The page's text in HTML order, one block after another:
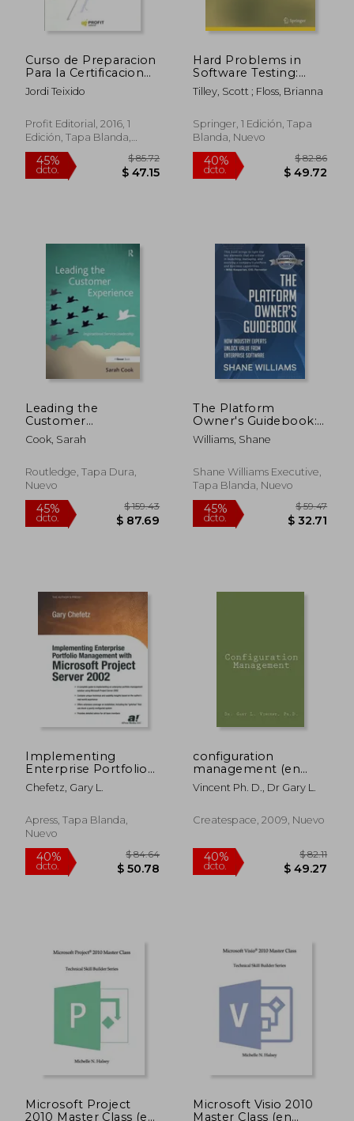
45%
dcto.
$ 408.84
Curso de Preparacion
Para la Certificacion
pmp
Jordi Teixido
Profit Editorial, 2016, 1
Edición, Tapa Blanda,
Nuevo
Hard Problems in
Software Testing:
Solutions Using
Testing as a Service
Tilley, Scott ; Floss, Brianna
Springer, 1 Edición, Tapa
Blanda, Nuevo
dcto.
Leading the
Customer
Experience:
Inspirational Service
Inglés)
Cook, Sarah
Routledge, Tapa Dura,
Nuevo
The Platform
Owner's Guidebook:
How industry experts
unlock value from
(en Inglés)
Williams, Shane
Shane Williams Executive,
Tapa Blanda, Nuevo
Implementing
Enterprise Portfolio
Management with
Microsoft Project
Inglés)
Chefetz, Gary L.
Apress, Tapa Blanda,
Nuevo
configuration
management (en
Inglés)
Vincent Ph. D., Dr Gary L.
Createspace, 2009, Nuevo
Microsoft Project
2010 Master Class (en
Microsoft Visio 2010
Master Class (en